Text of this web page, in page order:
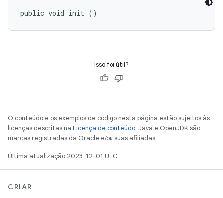
public void init ()
Isso foi útil?
O conteúdo e os exemplos de código nesta página estão sujeitos às
licenças descritas na Licença de conteúdo. Java e OpenJDK são
marcas registradas da Oracle e/ou suas afiliadas.
Última atualização 2023-12-01 UTC.
CRIAR